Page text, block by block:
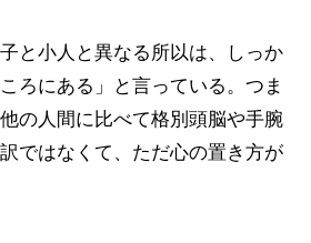
と小人と異なる所以は、しっか
ろにある」と言っている。つま
の人間に比べて格別頭脳や手腕
ではなくて、ただ心の置き方が